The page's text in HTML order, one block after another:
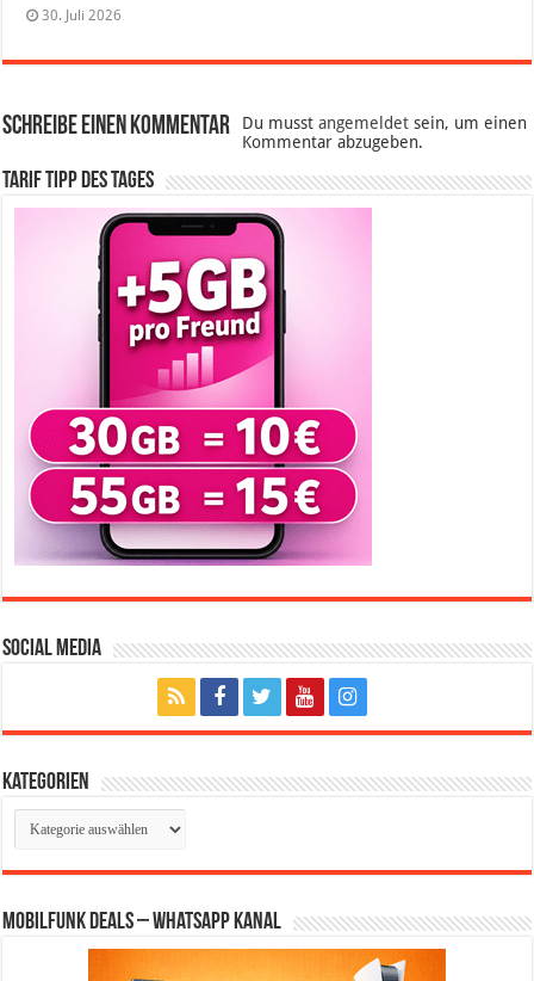
30. Juli 2026
Schreibe einen Kommentar Du musstangemeldet sein, um einen
Kommentar abzugeben.
Tarif Tipp des Tages
Social Media
Kategorien
Kategorien
Mobilfunk Deals – WhatsApp Kanal